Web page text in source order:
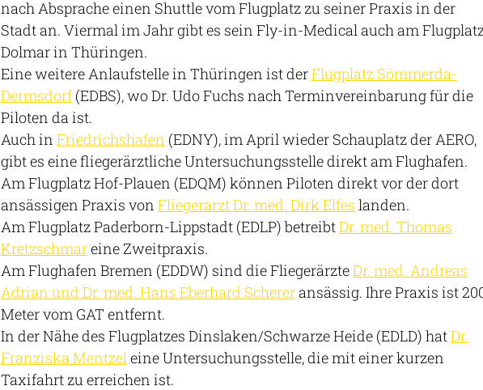
nach Absprache einen Shuttle vom Flugplatz zu seiner Praxis in der
Stadt an. Viermal im Jahr gibt es sein Fly-in-Medical auch am
Dolmar in Thüringen.
Eine weitere Anlaufstelle in Thüringen ist derFlugplatz Sömmerda-
Dermsdorf(EDBS), wo Dr. Udo Fuchs nach Terminvereinbarung für die
Piloten da ist.
Auch in Friedrichshafen (EDNY), im April wieder Schauplatz der AERO,
gibt es eine fliegerärztliche Untersuchungsstelle direkt am Flughafen.
Am Flugplatz Hof-Plauen (EDQM) können Piloten direkt vor der dort
ansässigen Praxis von Fliegerarzt Dr. med. Dirk Elfes landen.
Am Flugplatz Paderborn-Lippstadt (EDLP) betreibtDr. med. Thomas
Kretzschmareine Zweitpraxis.
Am Flughafen Bremen (EDDW) sind die FliegerärzteDr. med. Andreas
Adrian und Dr. med. Hans Eberhard Schereransässig. Ihre Praxis ist
Meter vom GAT entfernt.
In der Nähe des Flugplatzes Dinslaken/Schwarze Heide (EDLD) hatDr.
Franziska Mentzel eine Untersuchungsstelle, die mit einer kurzen
Taxifahrt zu erreichen ist.